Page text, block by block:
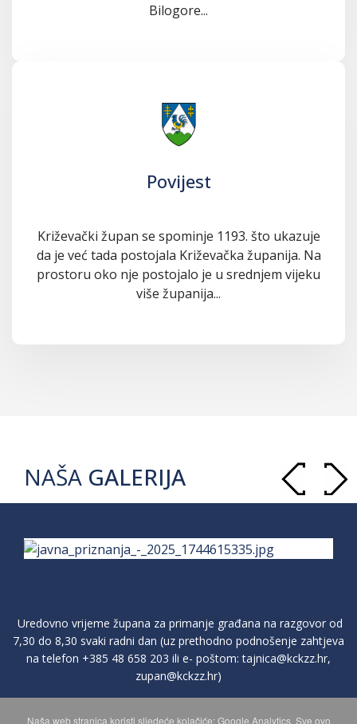
Bilogore...
Povijest
Križevački župan se spominje 1193. što ukazuje
da je već tada postojala Križevačka županija. Na
prostoru oko nje postojalo je u srednjem vijeku
više županija...
NAŠA GALERIJA
Uredovno vrijeme župana za primanje građana na razgovor od
7,30 do 8,30 svaki radni dan (uz prethodno podnošenje zahtjeva
na telefon +385 48 658 203 ili e- poštom:tajnica@kckzz.hr,
zupan@kckzz.hr)
Naša web stranica koristi sljedeće kolačiće: Google Analytics. Sve ovo